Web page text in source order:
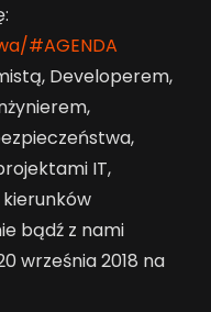
#AGENDA
Developerem,
IT,
bądź z nami
września 2018 na